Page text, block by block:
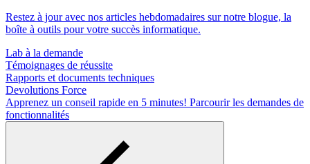
Restez à jour avec nos articles hebdomadaires sur notre blogue, la
boîte à outils pour votre succès informatique.
Lab à la demande
Témoignages de réussite
Rapports et documents techniques
Devolutions Force
Apprenez un conseil rapide en 5 minutes! Parcourir les demandes de
fonctionnalités